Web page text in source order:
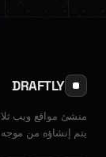
DRAFTLY
منشئ مواقع ويب
يتم إنشاؤه من